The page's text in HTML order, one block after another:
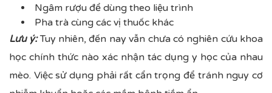
Ngâm rượu để dùng theo liệu trình
Pha trà cùng các vị thuốc khác
Lưu ý:Tuy nhiên, đến nay vẫn chưa có nghiên cứu khoa
học chính thức nào xác nhận tác dụng y học của nhau
mèo. Việc sử dụng phải rất cẩn trọng để tránh nguy cơ